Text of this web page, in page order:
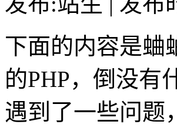
下面的内容是蛐
的PHP，倒没有
遇到了一些问题